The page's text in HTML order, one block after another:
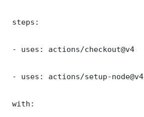
steps:
- uses: actions/checkout@v4
- uses: actions/setup-node@v4
with: